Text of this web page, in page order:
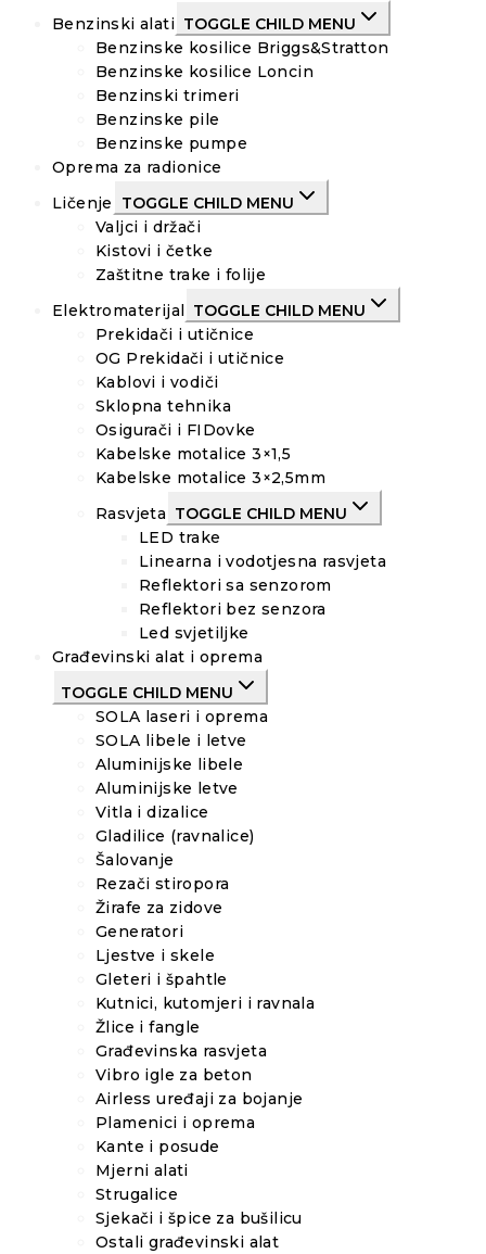
Benzinski alati TOGGLE CHILD MENU
Benzinske kosilice Briggs&Stratton
Benzinske kosilice Loncin
Benzinski trimeri
Benzinske pile
Benzinske pumpe
Oprema za radionice
Ličenje
TOGGLE CHILD MENU
Valjci i držači
Kistovi i četke
Zaštitne trake i folije
Elektromaterijal
TOGGLE CHILD MENU
Prekidači i utičnice
OG Prekidači i utičnice
Kablovi i vodiči
Sklopna tehnika
Osigurači i FIDovke
Kabelske motalice 3×1,5
Kabelske motalice 3×2,5mm
Rasvjeta TOGGLE CHILD MENU
LED trake
Linearna i vodotjesna rasvjeta
Reflektori sa senzorom
Reflektori bez senzora
Led svjetiljke
Građevinski alat i oprema
TOGGLE CHILD MENU
SOLA laseri i oprema
SOLA libele i letve
Aluminijske libele
Aluminijske letve
Vitla i dizalice
Gladilice (ravnalice)
Šalovanje
Rezači stiropora
Žirafe za zidove
Generatori
Ljestve i skele
Gleteri i špahtle
Kutnici, kutomjeri i ravnala
Žlice i fangle
Građevinska rasvjeta
Vibro igle za beton
Airless uređaji za bojanje
Plamenici i oprema
Kante i posude
Mjerni alati
Strugalice
Sjekači i špice za bušilicu
Ostali građevinski alat